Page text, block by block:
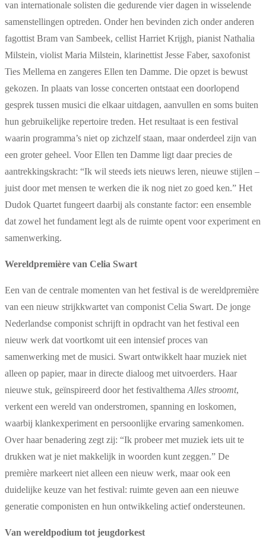
van internationale solisten die gedurende vier dagen in wisselende
samenstellingen optreden. Onder hen bevinden zich onder anderen
fagottist Bram van Sambeek, cellist Harriet Krijgh, pianist Nathalia
Milstein, violist Maria Milstein, klarinettist Jesse Faber, saxofonist
Ties Mellema en zangeres Ellen ten Damme. Die opzet is bewust
gekozen. In plaats van losse concerten ontstaat een doorlopend
gesprek tussen musici die elkaar uitdagen, aanvullen en soms buiten
hun gebruikelijke repertoire treden. Het resultaat is een festival
waarin programma’s niet op zichzelf staan, maar onderdeel zijn van
een groter geheel. Voor Ellen ten Damme ligt daar precies de
aantrekkingskracht: “Ik wil steeds iets nieuws leren, nieuwe stijlen –
juist door met mensen te werken die ik nog niet zo goed ken.” Het
Dudok Quartet fungeert daarbij als constante factor: een ensemble
dat zowel het fundament legt als de ruimte opent voor experiment en
samenwerking.
Wereldpremière van Celia Swart
Een van de centrale momenten van het festival is de wereldpremière
van een nieuw strijkkwartet van componist Celia Swart. De jonge
Nederlandse componist schrijft in opdracht van het festival een
nieuw werk dat voortkomt uit een intensief proces van
samenwerking met de musici. Swart ontwikkelt haar muziek niet
alleen op papier, maar in directe dialoog met uitvoerders. Haar
nieuwe stuk, geïnspireerd door het festivalthema Alles stroomt,
verkent een wereld van onderstromen, spanning en loskomen,
waarbij klankexperiment en persoonlijke ervaring samenkomen.
Over haar benadering zegt zij: “Ik probeer met muziek iets uit te
drukken wat je niet makkelijk in woorden kunt zeggen.” De
première markeert niet alleen een nieuw werk, maar ook een
duidelijke keuze van het festival: ruimte geven aan een nieuwe
generatie componisten en hun ontwikkeling actief ondersteunen.
Van wereldpodium tot jeugdorkest